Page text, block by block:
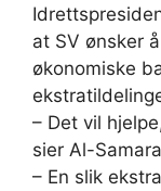
at SV ønsker
økonomiske
– Det vil
sier Al-
– En slik